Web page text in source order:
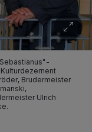
Brudermeister
Ulrich